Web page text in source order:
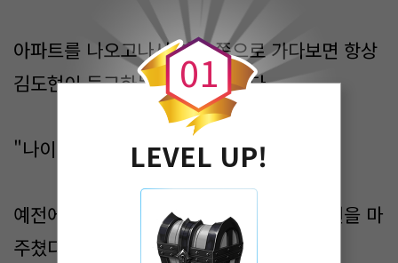
아파트를 나오고나서 학교 쪽으로 가다보면 항상
김도현이 등교하는 모습이 보였다.
"나이스으! 있다!"
예전에 한번 지금 시간대에 나왔다가 김도현을 마
주쳤다.
0
0
1
LEVEL UP!